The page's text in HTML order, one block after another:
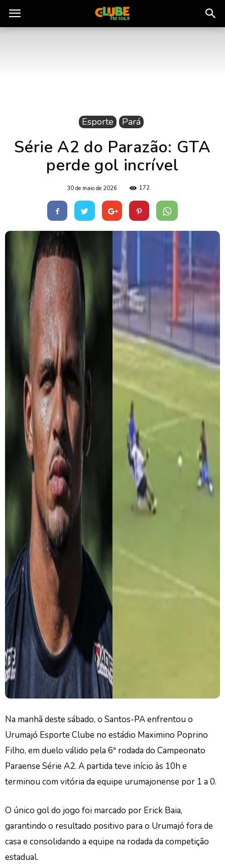
Rádio
Esporte Pará
Série A2 do Parazão: GTA
perde gol incrível
30 de maio de 2026 172
Na manhã deste sábado, o Santos-PA enfrentou o
Urumajó Esporte Clube no estádio Maximino Poprino
Filho, em duelo válido pela 6ª rodada do Campeonato
Paraense Série A2. A partida teve início às 10h e
terminou com vitória da equipe urumajonense por 1 a 0.
O único gol do jogo foi marcado por Erick Baia,
garantindo o resultado positivo para o Urumajó fora de
casa e consolidando a equipe na rodada da competição
estadual.